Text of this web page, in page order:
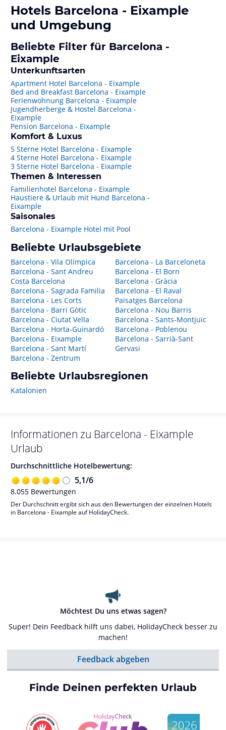
Hotels Barcelona - Eixample
und Umgebung
Beliebte Filter für Barcelona -
Eixample
Unterkunftsarten
Apartment Hotel Barcelona - Eixample
Bed and Breakfast Barcelona - Eixample
Ferienwohnung Barcelona - Eixample
Jugendherberge & Hostel Barcelona -
Eixample
Pension Barcelona - Eixample
Komfort & Luxus
5 Sterne Hotel Barcelona - Eixample
4 Sterne Hotel Barcelona - Eixample
3 Sterne Hotel Barcelona - Eixample
Themen & Interessen
Familienhotel Barcelona - Eixample
Haustiere & Urlaub mit Hund Barcelona -
Eixample
Saisonales
Barcelona - Eixample Hotel mit Pool
Beliebte Urlaubsgebiete
Barcelona - Vila Olímpica
Barcelona - Sant Andreu
Costa Barcelona
Barcelona - Sagrada Familia
Barcelona - Les Corts
Barcelona - Barri Gòtic
Barcelona - Ciutat Vella
Barcelona - Horta-Guinardó
Barcelona - Eixample
Barcelona - Sant Martí
Barcelona - Zentrum
Barcelona - La Barceloneta
Barcelona - El Born
Barcelona - Gràcia
Barcelona - El Raval
Paisatges Barcelona
Barcelona - Nou Barris
Barcelona - Sants-Montjuïc
Barcelona - Poblenou
Barcelona - Sarrià-Sant
Gervasi
Beliebte Urlaubsregionen
Katalonien
Informationen zu Barcelona - Eixample
Urlaub
Durchschnittliche Hotelbewertung:
5,1/6
8.055 Bewertungen
Der Durchschnitt ergibt sich aus den Bewertungen der einzelnen Hotels
in Barcelona - Eixample auf HolidayCheck.
Möchtest Du uns etwas sagen?
Super! Dein Feedback hilft uns dabei, HolidayCheck besser zu
machen!
Feedback abgeben
Finde Deinen perfekten Urlaub